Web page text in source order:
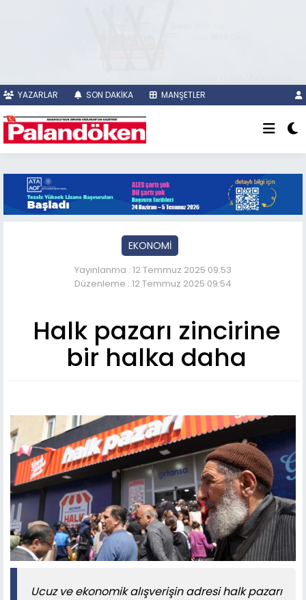
YAZARLAR SON DAKİKA MANŞETLER
EKONOMİ
Yayınlanma : 12 Temmuz 2025 09:53
Düzenleme : 12 Temmuz 2025 09:54
Halk pazarı zincirine
bir halka daha
Ucuz ve ekonomik alışverişin adresi halk pazarı